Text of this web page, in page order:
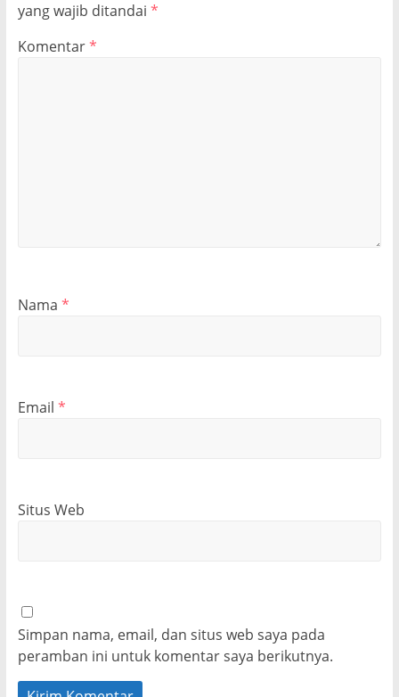
yang wajib ditandai *
Komentar*
Nama *
Email *
Situs Web
Simpan nama, email, dan situs web saya pada
peramban ini untuk komentar saya berikutnya.